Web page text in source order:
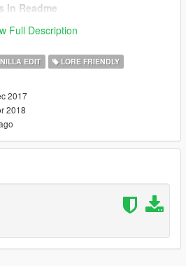
In Readme
Full Description
EDIT LORE FRIENDLY
2017
2018